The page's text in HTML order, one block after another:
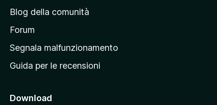
a
p
r
n
i
Blog della comunità
Forum
Segnala malfunzionamento
Guida per le recensioni
Download